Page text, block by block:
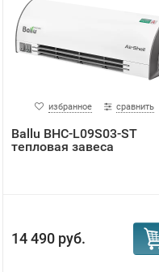
избранное сравнить
Ballu BHC-L09S03-ST
тепловая завеса
14 490 руб.